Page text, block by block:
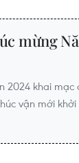
mừng
2024 khai mạc
vận mới